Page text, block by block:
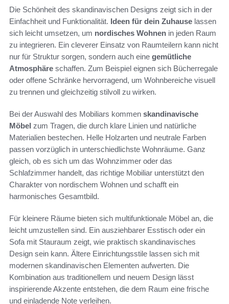
Die Schönheit des skandinavischen Designs zeigt sich in der
Einfachheit und Funktionalität. Ideen für dein Zuhause lassen
sich leicht umsetzen, um nordisches Wohnen in jeden Raum
zu integrieren. Ein cleverer Einsatz von Raumteilern kann nicht
nur für Struktur sorgen, sondern auch eine gemütliche
Atmosphäre schaffen. Zum Beispiel eignen sich Bücherregale
oder offene Schränke hervorragend, um Wohnbereiche visuell
zu trennen und gleichzeitig stilvoll zu wirken.
Bei der Auswahl des Mobiliars kommen skandinavische
Möbel zum Tragen, die durch klare Linien und natürliche
Materialien bestechen. Helle Holzarten und neutrale Farben
passen vorzüglich in unterschiedlichste Wohnräume. Ganz
gleich, ob es sich um das Wohnzimmer oder das
Schlafzimmer handelt, das richtige Mobiliar unterstützt den
Charakter von nordischem Wohnen und schafft ein
harmonisches Gesamtbild.
Für kleinere Räume bieten sich multifunktionale Möbel an, die
leicht umzustellen sind. Ein ausziehbarer Esstisch oder ein
Sofa mit Stauraum zeigt, wie praktisch skandinavisches
Design sein kann. Ältere Einrichtungsstile lassen sich mit
modernen skandinavischen Elementen aufwerten. Die
Kombination aus traditionellem und neuem Design lässt
inspirierende Akzente entstehen, die dem Raum eine frische
und einladende Note verleihen.